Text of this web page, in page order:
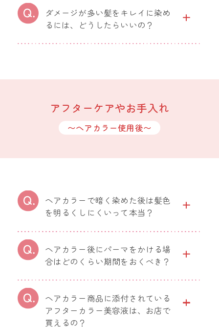
ダメージが多い髪をキレイに染め
るには、どうしたらいいの？
アフターケアやお手入れ
〜ヘアカラー使用後〜
ヘアカラーで暗く染めた後は髪色
を明るくしにくいって本当？
ヘアカラー後にパーマをかける場
合はどのくらい期間をおくべき？
ヘアカラー商品に添付されている
アフターカラー美容液は、お店で
買えるの？